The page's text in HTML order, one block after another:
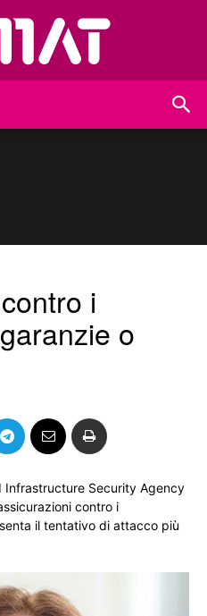
i
o
Infrastructure Security Agency
contro i
il tentativo di attacco più